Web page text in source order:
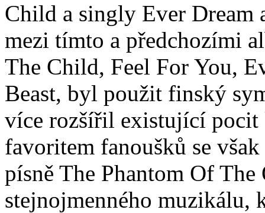
Child a singly Ever
mezi tímto a předchozími
The Child, Feel For You,
Beast, byl použit finský
více rozšířil existující pocit
favoritem fanoušků se
písně The Phantom Of The
stejnojmenného muzikálu,